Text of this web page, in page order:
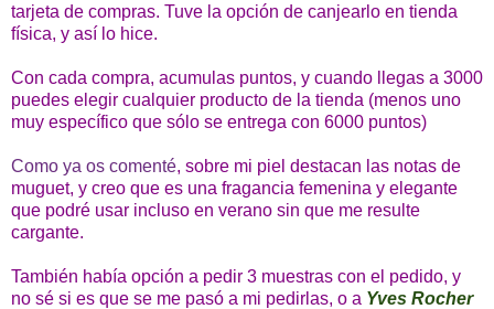
tarjeta de compras. Tuve la opción de canjearlo en tienda
física, y así lo hice.
Con cada compra, acumulas puntos, y cuando llegas a 3000
puedes elegir cualquier producto de la tienda (menos uno
muy específico que sólo se entrega con 6000 puntos)
Como ya os comenté, sobre mi piel destacan las notas de
muguet, y creo que es una fragancia femenina y elegante
que podré usar incluso en verano sin que me resulte
cargante.
También había opción a pedir 3 muestras con el pedido, y
no sé si es que se me pasó a mi pedirlas, o a Yves Rocher